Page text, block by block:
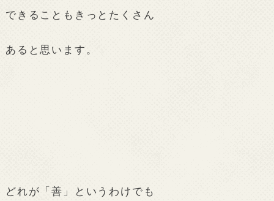
できることもきっとたくさん
あると思います。
どれが「善」というわけでも